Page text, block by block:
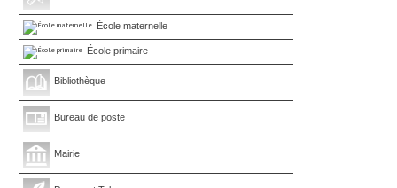
École maternelle
École primaire
Bibliothèque
Bureau de poste
Mairie